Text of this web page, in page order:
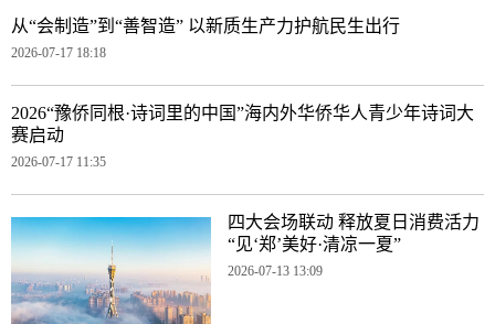
从“会制造”到“善智造” 以新质生产力护航民生出行
2026-07-17 18:18
2026“豫侨同根·诗词里的中国”海内外华侨华人青少年诗词大
赛启动
2026-07-17 11:35
四大会场联动 释放夏日消费活力
“见‘郑’美好·清凉一夏”
2026-07-13 13:09